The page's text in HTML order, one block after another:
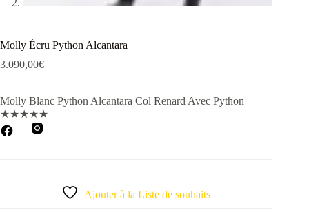
Molly Écru Python Alcantara
3.090,00€
Molly Blanc Python Alcantara Col Renard Avec Python
★★★★★
Ajouter à la Liste de souhaits